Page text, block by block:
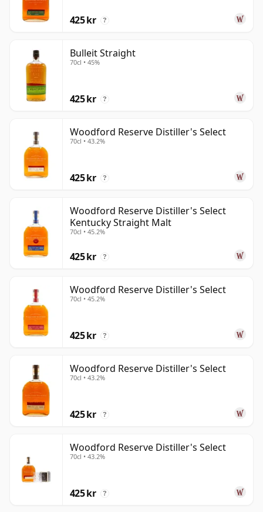
425 kr ?
Bulleit Straight
70cl • 45%
425 kr ?
Woodford Reserve Distiller's Select
70cl • 43.2%
425 kr ?
Woodford Reserve Distiller's Select
Kentucky Straight Malt
70cl • 45.2%
425 kr ?
Woodford Reserve Distiller's Select
70cl • 45.2%
425 kr ?
Woodford Reserve Distiller's Select
70cl • 43.2%
425 kr ?
Woodford Reserve Distiller's Select
70cl • 43.2%
425 kr ?